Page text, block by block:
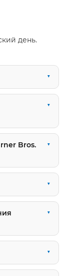
день.
Bros.